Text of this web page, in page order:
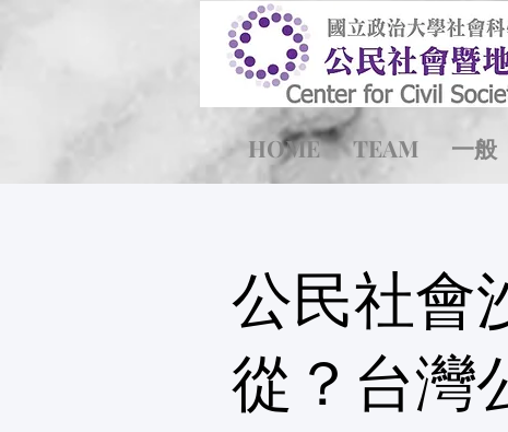
HOME TEAM 一般
公民社會
從？台灣